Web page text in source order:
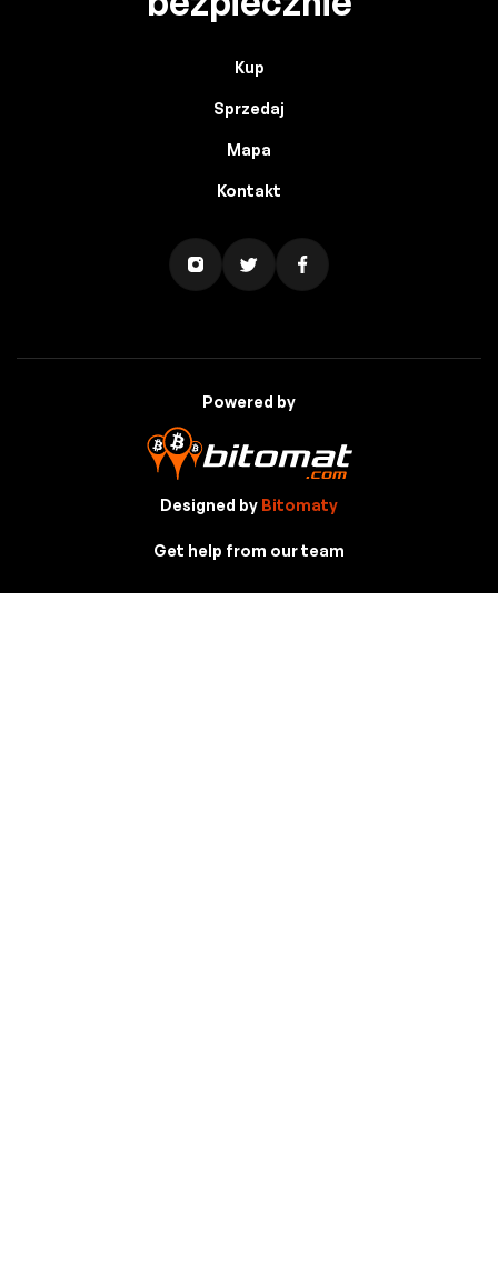
Kup
Sprzedaj
Mapa
Kontakt
Powered by
Designed by Bitomaty
Get help from our team